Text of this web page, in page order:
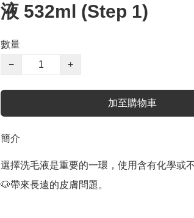
液 532ml (Step 1)
數量
−
+
加至購物車
簡介
選擇洗毛液是重要的一環，使用含有化學或
🐶帶來長遠的皮膚問題。